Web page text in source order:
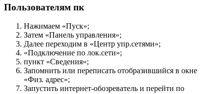
Пользователям пк
Нажимаем «Пуск»;
Затем «Панель управления»;
Далее переходим в «Центр упр.сетями»;
«Подключение по лок.сети»;
пункт «Сведения»;
Запомнить или переписать отобразившийся в окне
«Физ. адрес»;
Запустить интернет-обозреватель и перейти по